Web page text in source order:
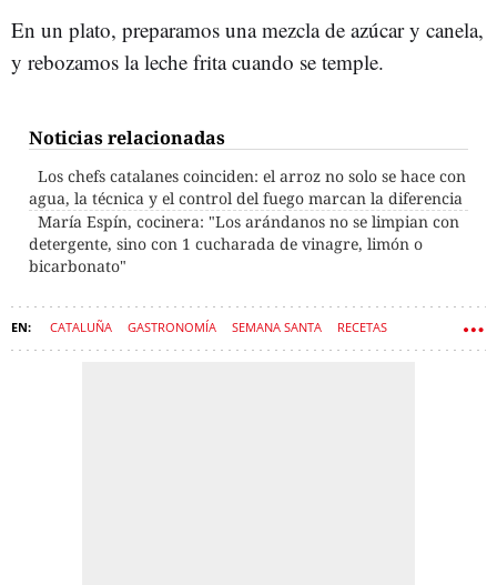
En un plato, preparamos una mezcla de azúcar y canela,
y rebozamos la leche frita cuando se temple.
Noticias relacionadas
Los chefs catalanes coinciden: el arroz no solo se hace con
agua, la técnica y el control del fuego marcan la diferencia
María Espín, cocinera: "Los arándanos no se limpian con
detergente, sino con 1 cucharada de vinagre, limón o
bicarbonato"
CATALUÑA GASTRONOMÍA SEMANA SANTA RECETAS